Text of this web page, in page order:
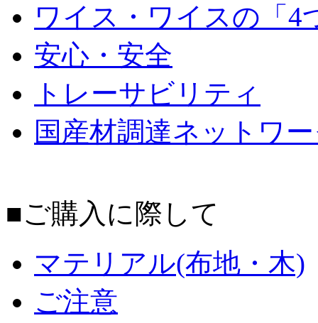
ワイス・ワイスの「4
安心・安全
トレーサビリティ
国産材調達ネットワ
■ご購入に際して
マテリアル(布地・木)
ご注意